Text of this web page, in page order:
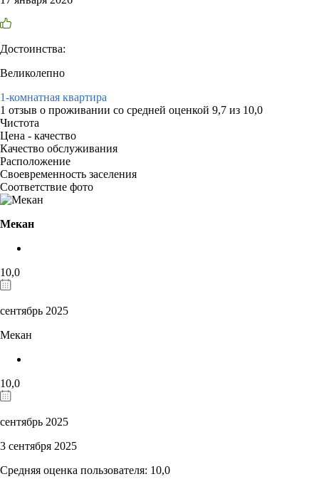
Достоинства:
Великолепно
1-комнатная квартира
1 отзыв о проживании со средней оценкой 9,7 из 10,0
Чистота
Цена - качество
Качество обслуживания
Расположение
Своевременность заселения
Соответствие фото
Мекан
10,0
сентябрь 2025
Мекан
10,0
сентябрь 2025
3 сентября 2025
Средняя оценка пользователя: 10,0